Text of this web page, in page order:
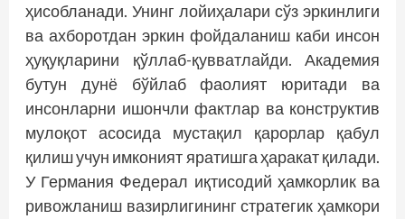
ҳисобланади. Унинг лойиҳалари сўз эркинлиги
ва ахборотдан эркин фойдаланиш каби инсон
ҳуқуқларини қўллаб-қувватлайди. Академия
бутун дунё бўйлаб фаолият юритади ва
инсонларни ишончли фактлар ва конструктив
мулоқот асосида мустақил қарорлар қабул
қилиш учун имконият яратишга ҳаракат қилади.
У Германия Федерал иқтисодий ҳамкорлик ва
ривожланиш вазирлигининг стратегик ҳамкори